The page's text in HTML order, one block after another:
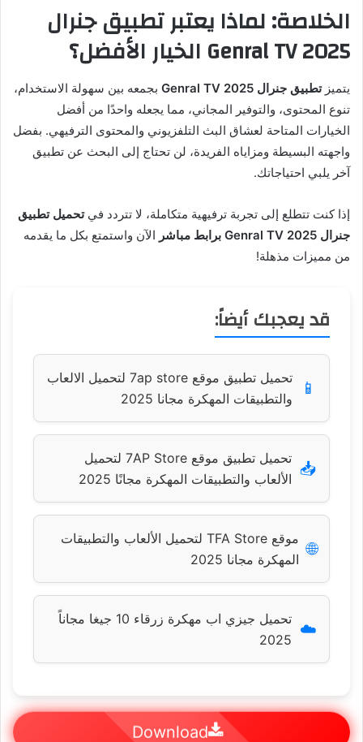
الخلاصة: لماذا يعتبر تطبيق جنرال
2025 Genral TV الخيار الأفضل؟
يتميزتطبيق جنرال 2025 Genral TV
بجمعه بين سهولة الاستخدام،
تنوع المحتوى، والتوفير المجاني، مما يجعله واحدًا من أفضل
الخيارات المتاحة لعشاق البث التلفزيوني والمحتوى الترفيهي. بفضل
واجهته البسيطة ومزاياه الفريدة، لن تحتاج إلى البحث عن تطبيق
آخر يلبي احتياجاتك.
إذا كنت تتطلع إلى تجربة ترفيهية متكاملة، لا تتردد فيتحميل تطبيق
جنرال 2025 Genral TV برابط مباشر
الآن واستمتع بكل ما يقدمه
من مميزات مذهلة!
قد يعجبك أيضاً:
📱
تحميل تطبيق موقع 7ap store لتحميل الالعاب
والتطبيقات المهكرة مجانا 2025
📥
تحميل تطبيق موقع 7AP Store لتحميل
الألعاب والتطبيقات المهكرة مجانًا 2025
🌐
موقع TFA Store لتحميل الألعاب والتطبيقات
المهكرة مجانا 2025
☁️
تحميل جيزي اب مهكرة زرقاء 10 جيغا مجاناً
2025
Download